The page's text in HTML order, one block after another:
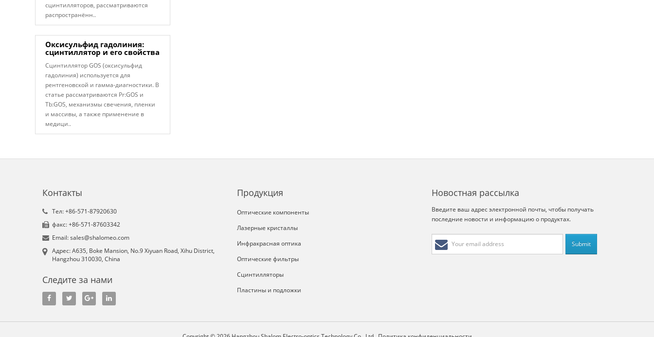
сцинтилляторов, рассматриваются
распространённ..
Оксисульфид гадолиния:
сцинтиллятор и его свойства
Сцинтиллятор GOS (оксисульфид
гадолиния) используется для
рентгеновской и гамма-диагностики. В
статье рассматриваются Pr:GOS и
Tb:GOS, механизмы свечения, пленки
и массивы, а также применение в
медици..
Контакты
Tел: +86-571-87920630
факс: +86-571-87603342
Email: sales@shalomeo.com
Aдрес: A635, Boke Mansion, No.9 Xiyuan Road, Xihu District,
Hangzhou 310030, China
Следите за нами
Продукция
Оптические компоненты
Лазерные кристаллы
Инфракрасная оптика
Оптические фильтры
Сцинтилляторы
Пластины и подложки
Новостная рассылка
Введите ваш адрес электронной почты, чтобы получать
последние новости и информацию о продуктах.